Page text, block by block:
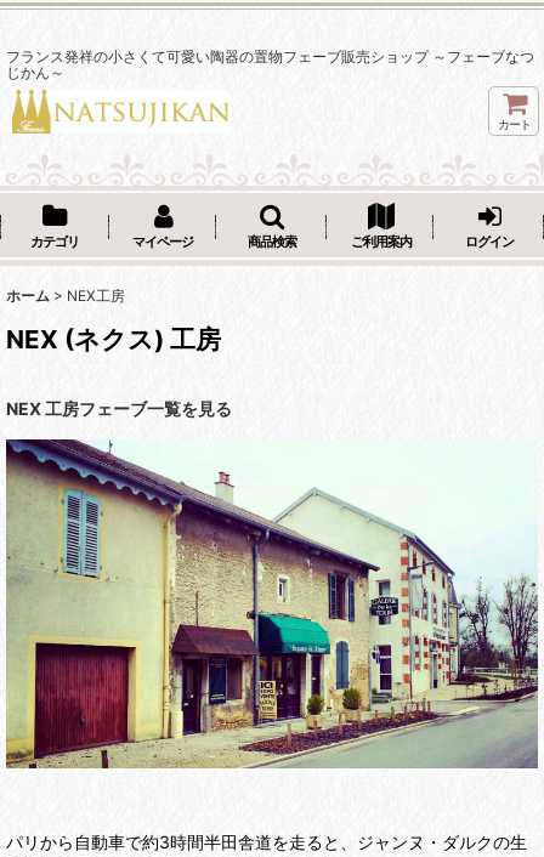
フランス発祥の小さくて可愛い陶器の置物フェーブ販売ショップ ～フェーブなつ
じかん～
カート
カテゴリ マイページ 商品検索 ご利用案内 ログイン
ホーム > NEX工房
NEX (ネクス) 工房
NEX 工房フェーブ一覧を見る
パリから自動車で約3時間半田舎道を走ると、ジャンヌ・ダルクの生